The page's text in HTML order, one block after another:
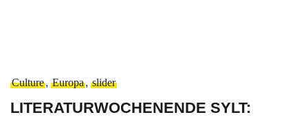
Culture, Europa, slider
LITERATURWOCHENENDE SYLT: